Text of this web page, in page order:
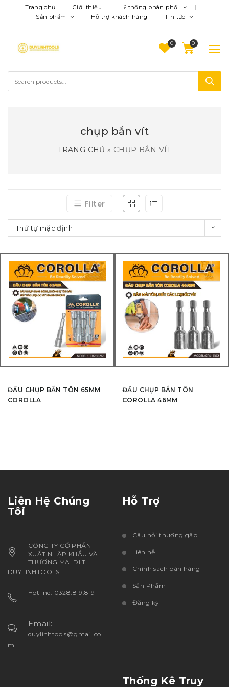
Trang chủ Giới thiệu
Hệ thống phân phối
Sản phẩm
Hỗ trợ khách hàng Tin tức
0
chụp bắn vít
TRANG CHỦ » CHỤP BẮN VÍT
Filter
Thứ tự mặc định
ĐẦU CHỤP BẮN TÔN 65MM
COROLLA
ĐẦU CHỤP BẮN TÔN
COROLLA 46MM
Liên Hệ Chúng
Tôi
CÔNG TY CỔ PHẦN
XUẤT NHẬP KHẨU VÀ
THƯƠNG MẠI DLT
DUYLINHTOOLS
Hotline: 0328.819.819
Email:
duylinhtools@gmail.co
m
Hỗ Trợ
Câu hỏi thường gặp
Liên hệ
Chính sách bán hàng
Sản Phẩm
Đăng ký
Thống Kê Truy